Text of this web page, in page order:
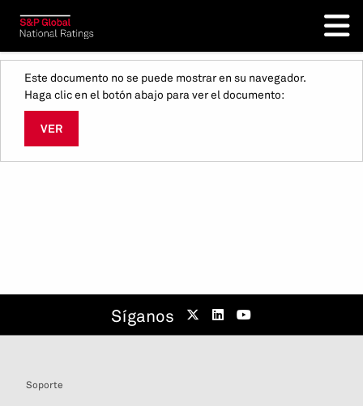
Este documento no se puede mostrar en su navegador.
Haga clic en el botón abajo para ver el documento:
VER
Síganos
Soporte